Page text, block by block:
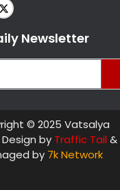
Newsletter
© 2025 Vatsalya
by Traffic Tail&
by 7k Network